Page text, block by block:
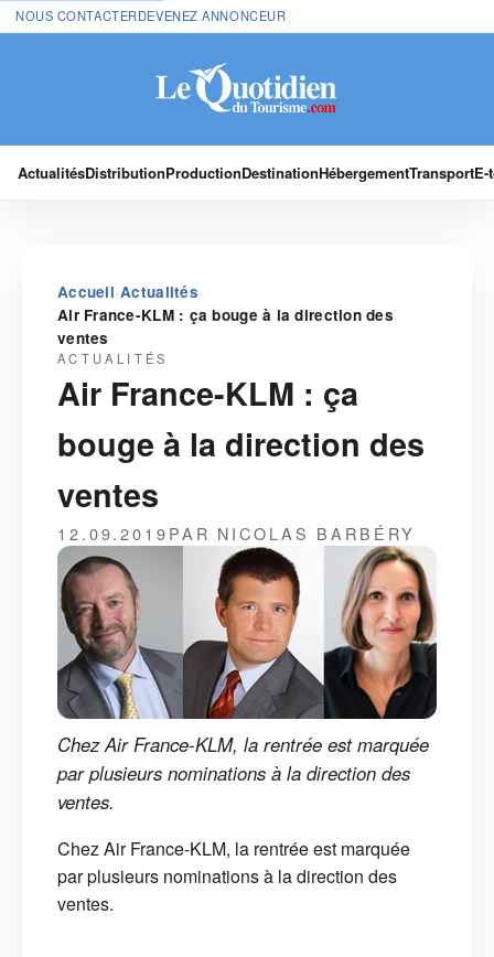
NOUS CONTACTERDEVENEZ ANNONCEUR
ActualitésDistributionProductionDestinationHébergementTransport
Accueil›Actualités›
Air France-KLM : ça bouge à la direction des
ventes
ACTUALITÉS
Air France-KLM : ça
bouge à la direction des
ventes
12.09.2019PAR NICOLAS BARBÉRY
Chez Air France-KLM, la rentrée est marquée
par plusieurs nominations à la direction des
ventes.
Chez Air France-KLM, la rentrée est marquée
par plusieurs nominations à la direction des
ventes.